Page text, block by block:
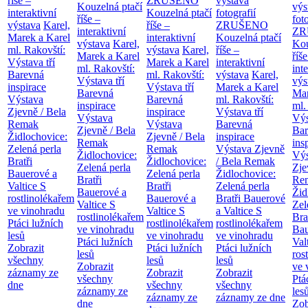
interaktivní
výstava Karel,
Marek a Karel
ml. Rakovští:
Výstava tří
Barevná
inspirace
Výstava
Zjevně / Bela
Remak
Židlochovice:
Zelená perla
Bratři
Bauerové a
Valtice S
rostlinolékařem
ve vinohradu
Ptáci lužních
lesů
Zobrazit
všechny
záznamy ze
dne
Kouzelná ptačí
říše –
interaktivní
výstava Karel,
Marek a Karel
ml. Rakovští:
Výstava tří
Barevná
inspirace
Výstava
Zjevně / Bela
Remak
Židlochovice:
Zelená perla
Bratři
Bauerové a
Valtice S
rostlinolékařem
ve vinohradu
Ptáci lužních
lesů
Zobrazit
všechny
záznamy ze
dne
Kouzelná ptačí
říše –
interaktivní
výstava Karel,
Marek a Karel
ml. Rakovští:
Výstava tří
Barevná
inspirace
Výstava
Zjevně / Bela
Remak
Židlochovice:
Zelená perla
Bratři
Bauerové a
Valtice S
rostlinolékařem
ve vinohradu
Ptáci lužních
lesů
Zobrazit
všechny
záznamy ze
fotografií
ZRUŠENO
Kouzelná ptačí
říše –
interaktivní
výstava Karel,
Marek a Karel
ml. Rakovští:
Výstava tří
Barevná
inspirace
Výstava Zjevně
/ Bela Remak
Židlochovice:
Zelená perla
Bratři Bauerové
a Valtice S
rostlinolékařem
ve vinohradu
Ptáci lužních
lesů
Zobrazit
všechny
záznamy ze dne
ml.
ve